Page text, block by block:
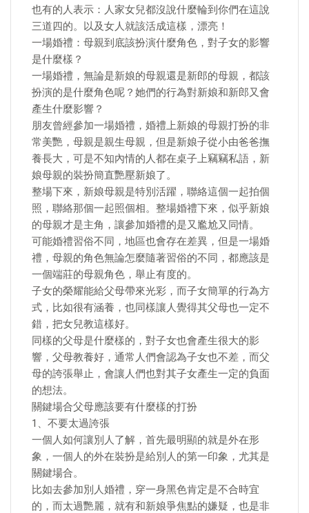
也有的人表示：人家女兒都沒說什麼輪到你們在這說
三道四的。以及女人就該活成這樣，漂亮！
一場婚禮：母親到底該扮演什麼角色，對子女的影響
是什麼樣？
一場婚禮，無論是新娘的母親還是新郎的母親，都該
扮演的是什麼角色呢？她們的行為對新娘和新郎又會
產生什麼影響？
朋友曾經參加一場婚禮，婚禮上新娘的母親打扮的非
常美艷，母親是親生母親，但是新娘子從小由爸爸撫
養長大，可是不知內情的人都在桌子上竊竊私語，新
娘母親的裝扮簡直艷壓新娘了。
整場下來，新娘母親是特別活躍，聯絡這個一起拍個
照，聯絡那個一起照個相。整場婚禮下來，似乎新娘
的母親才是主角，讓參加婚禮的是又尷尬又同情。
可能婚禮習俗不同，地區也會存在差異，但是一場婚
禮，母親的角色無論怎麼隨著習俗的不同，都應該是
一個端莊的母親角色，舉止有度的。
子女的榮耀能給父母帶來光彩，而子女簡單的行為方
式，比如很有涵養，也同樣讓人覺得其父母也一定不
錯，把女兒教這樣好。
同樣的父母是什麼樣的，對子女也會產生很大的影
響，父母教養好，通常人們會認為子女也不差，而父
母的誇張舉止，會讓人們也對其子女產生一定的負面
的想法。
關鍵場合父母應該要有什麼樣的打扮
1、不要太過誇張
一個人如何讓別人了解，首先最明顯的就是外在形
象，一個人的外在裝扮是給別人的第一印象，尤其是
關鍵場合。
比如去參加別人婚禮，穿一身黑色肯定是不合時宜
的，而太過艷麗，就有和新娘爭焦點的嫌疑，也是非